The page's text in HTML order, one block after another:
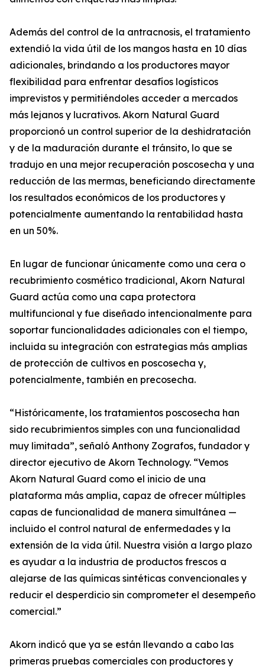
Además del control de la antracnosis, el tratamiento
extendió la vida útil de los mangos hasta en 10 días
adicionales, brindando a los productores mayor
flexibilidad para enfrentar desafíos logísticos
imprevistos y permitiéndoles acceder a mercados
más lejanos y lucrativos. Akorn Natural Guard
proporcionó un control superior de la deshidratación
y de la maduración durante el tránsito, lo que se
tradujo en una mejor recuperación poscosecha y una
reducción de las mermas, beneficiando directamente
los resultados económicos de los productores y
potencialmente aumentando la rentabilidad hasta
en un 50%.
En lugar de funcionar únicamente como una cera o
recubrimiento cosmético tradicional, Akorn Natural
Guard actúa como una capa protectora
multifuncional y fue diseñado intencionalmente para
soportar funcionalidades adicionales con el tiempo,
incluida su integración con estrategias más amplias
de protección de cultivos en poscosecha y,
potencialmente, también en precosecha.
“Históricamente, los tratamientos poscosecha han
sido recubrimientos simples con una funcionalidad
muy limitada”, señaló Anthony Zografos, fundador y
director ejecutivo de Akorn Technology. “Vemos
Akorn Natural Guard como el inicio de una
plataforma más amplia, capaz de ofrecer múltiples
capas de funcionalidad de manera simultánea —
incluido el control natural de enfermedades y la
extensión de la vida útil. Nuestra visión a largo plazo
es ayudar a la industria de productos frescos a
alejarse de las químicas sintéticas convencionales y
reducir el desperdicio sin comprometer el desempeño
comercial.”
Akorn indicó que ya se están llevando a cabo las
primeras pruebas comerciales con productores y